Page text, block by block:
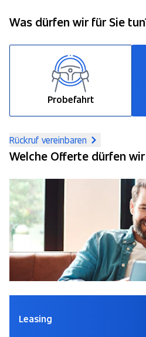
Was dürfen wir für Sie
Probefahrt
Rückruf vereinbaren
Welche Offerte dürfen
Leasing